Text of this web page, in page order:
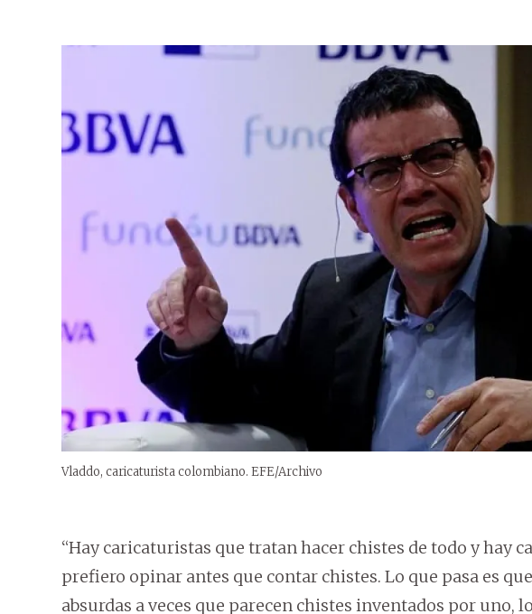
Vladdo, caricaturista colombiano. EFE/Archivo
“Hay caricaturistas que tratan hacer chistes de todo y hay
prefiero opinar antes que contar chistes. Lo que pasa es
absurdas a veces que parecen chistes inventados por uno,